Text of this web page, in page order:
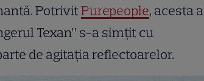
PotrivitPurepeople, acesta a
Texan” s-a simțit cu
de agitația reflectoarelor.